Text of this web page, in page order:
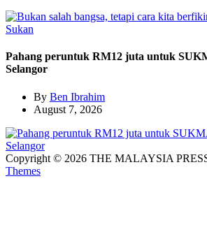
Sukan
Pahang peruntuk RM12 juta untuk
Selangor
By Ben Ibrahim
August 7, 2026
Copyright © 2026 THE MALAYSIA
Themes